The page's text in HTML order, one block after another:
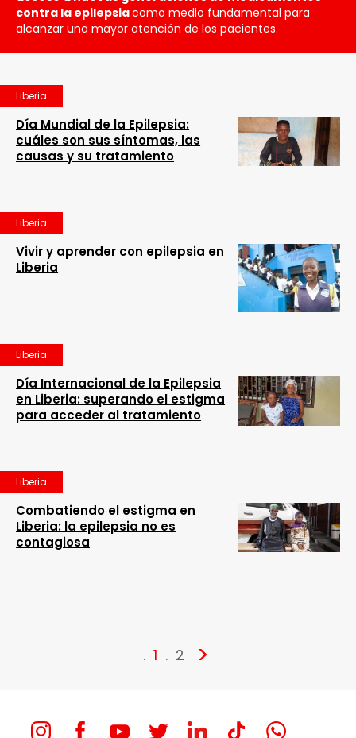
contra la epilepsiacomo medio fundamental para
alcanzar una mayor atención de los pacientes.
Liberia
Día Mundial de la Epilepsia:
cuáles son sus síntomas, las
causas y su tratamiento
Liberia
Vivir y aprender con epilepsia en
Liberia
Liberia
Día Internacional de la Epilepsia
en Liberia: superando el estigma
para acceder al tratamiento
Liberia
Combatiendo el estigma en
Liberia: la epilepsia no es
contagiosa
1 2 >